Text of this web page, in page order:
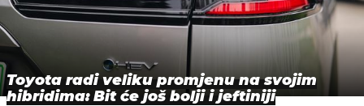
Toyota radi veliku promjenu na svojim
hibridima: Bit će još bolji i jeftiniji